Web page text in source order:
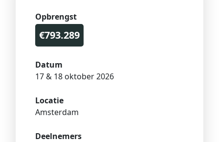
Opbrengst
€793.289
Datum
17 & 18 oktober 2026
Locatie
Amsterdam
Deelnemers